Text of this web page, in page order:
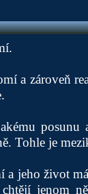
a zároveň
posunu
Tohle je
a jeho život
jenom